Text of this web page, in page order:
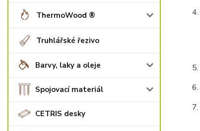
ThermoWood ®
Truhlářské řezivo
Barvy, laky a oleje
Spojovací materiál
CETRIS desky